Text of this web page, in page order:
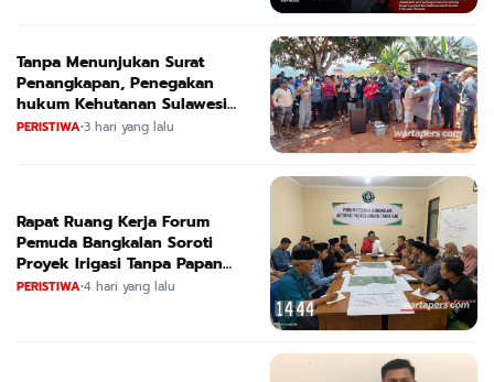
Tanpa Menunjukan Surat
Penangkapan, Penegakan
hukum Kehutanan Sulawesi
Selatan Culik Petani Ladah Di
PERISTIWA•3 hari yang lalu
Rapat Ruang Kerja Forum
Pemuda Bangkalan Soroti
Proyek Irigasi Tanpa Papan
Nama
PERISTIWA•4 hari yang lalu